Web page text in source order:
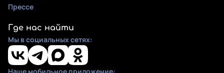
Прессе
Где нас найти
Мы в социальных сетях: